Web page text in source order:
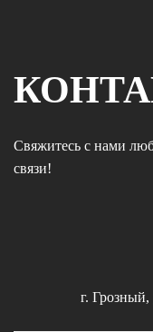
Свяжитесь с нами
связи!
г.